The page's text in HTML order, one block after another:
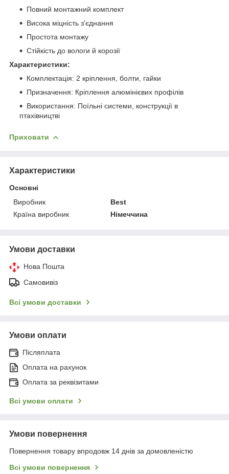
Повний монтажний комплект
Висока міцність з'єднання
Простота монтажу
Стійкість до вологи й корозії
Характеристики:
Комплектація: 2 кріплення, болти, гайки
Призначення: Кріплення алюмінієвих профілів
Використання: Поїльні системи, конструкції в
птахівництві
Приховати
Характеристики
Основні
Виробник
Best
Країна виробник
Німеччина
Умови доставки
Нова Пошта
Самовивіз
Всі умови доставки
Умови оплати
Післяплата
Оплата на рахунок
Оплата за реквізитами
Всі умови оплати
Умови повернення
Повернення товару впродовж 14 днів за домовленістю
Всі умови повернення